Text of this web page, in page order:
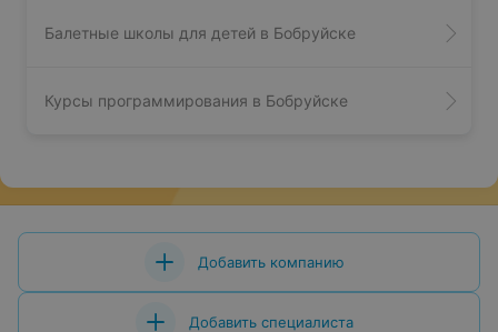
Балетные школы для детей в Бобруйске
Курсы программирования в Бобруйске
Добавить компанию
Добавить специалиста